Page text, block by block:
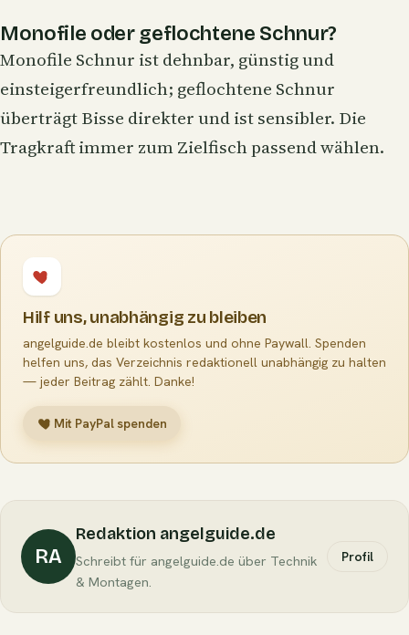
Monofile oder geflochtene Schnur?
Monofile Schnur ist dehnbar, günstig und
einsteigerfreundlich; geflochtene Schnur
überträgt Bisse direkter und ist sensibler. Die
Tragkraft immer zum Zielfisch passend wählen.
Hilf uns, unabhängig zu bleiben
angelguide.de bleibt kostenlos und ohne Paywall. Spenden
helfen uns, das Verzeichnis redaktionell unabhängig zu halten
— jeder Beitrag zählt. Danke!
Mit PayPal spenden
RA
Redaktion angelguide.de
Schreibt für angelguide.de über Technik
& Montagen.
Profil